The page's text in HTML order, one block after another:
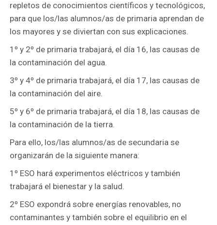
repletos de conocimientos científicos y tecnológicos,
para que los/las alumnos/as de primaria aprendan de
los mayores y se diviertan con sus explicaciones.
1º y 2º de primaria trabajará, el día 16, las causas de
la contaminación del agua.
3º y 4º de primaria trabajará, el día 17, las causas de
la contaminación del aire.
5º y 6º de primaria trabajará, el día 18, las causas de
la contaminación de la tierra.
Para ello, los/las alumnos/as de secundaria se
organizarán de la siguiente manera:
1º ESO hará experimentos eléctricos y también
trabajará el bienestar y la salud.
2º ESO expondrá sobre energías renovables, no
contaminantes y también sobre el equilibrio en el